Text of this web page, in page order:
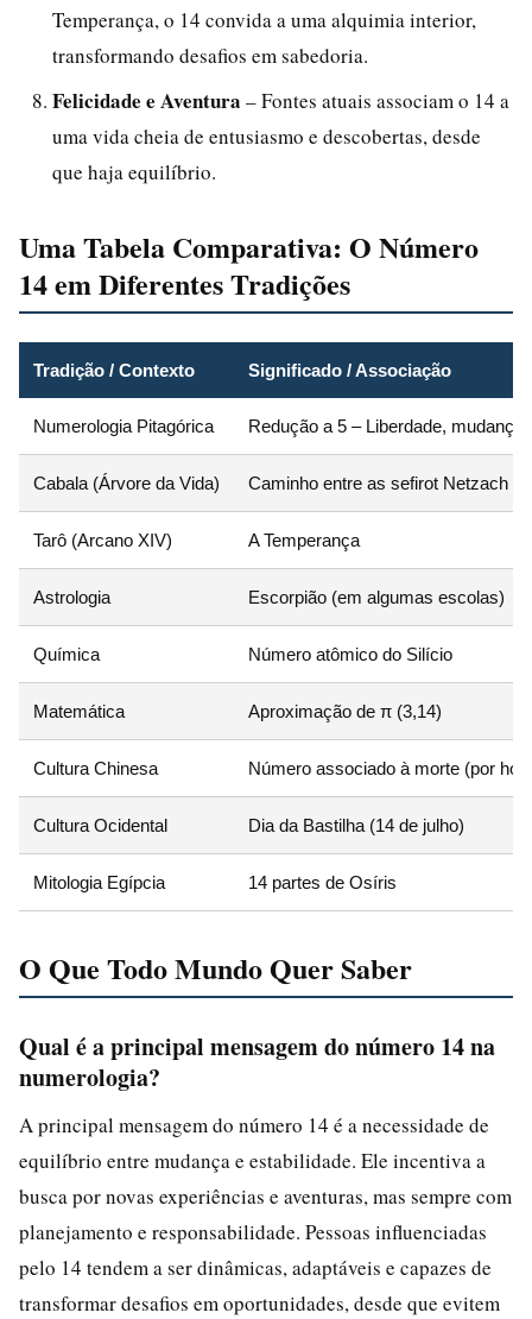
Temperança, o 14 convida a uma alquimia interior,
transformando desafios em sabedoria.
Felicidade e Aventura – Fontes atuais associam o 14 a
uma vida cheia de entusiasmo e descobertas, desde
que haja equilíbrio.
Uma Tabela Comparativa: O Número
14 em Diferentes Tradições
Tradição / Contexto Significado / Associação
Numerologia Pitagórica Redução a 5 – Liberdade, mudança
Cabala (Árvore da Vida) Caminho entre as sefirot Netzach e
Tarô (Arcano XIV) A Temperança
Astrologia Escorpião (em algumas escolas)
Química Número atômico do Silício
Matemática Aproximação de π (3,14)
Cultura Chinesa Número associado à morte (por
Cultura Ocidental Dia da Bastilha (14 de julho)
Mitologia Egípcia 14 partes de Osíris
O Que Todo Mundo Quer Saber
Qual é a principal mensagem do número 14 na
numerologia?
A principal mensagem do número 14 é a necessidade de
equilíbrio entre mudança e estabilidade. Ele incentiva a
busca por novas experiências e aventuras, mas sempre com
planejamento e responsabilidade. Pessoas influenciadas
pelo 14 tendem a ser dinâmicas, adaptáveis e capazes de
transformar desafios em oportunidades, desde que evitem